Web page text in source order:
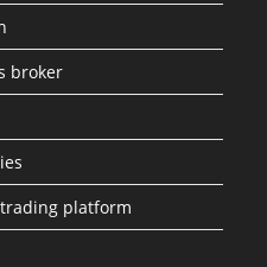
broker
platform